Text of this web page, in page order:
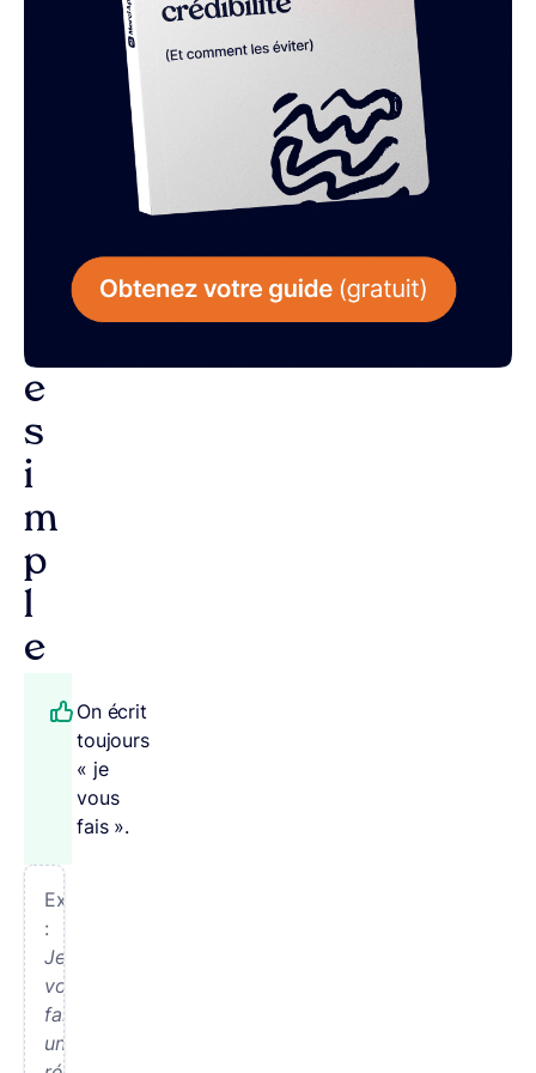
s
e
s
i
m
p
l
e
On écrit
toujours
« je
vous
fais ».
Exemple
:
Je
vous
fais
un